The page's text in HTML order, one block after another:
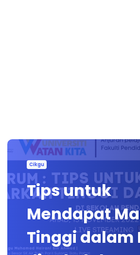
Cikgu
Tips untuk
Mendapat
Tinggi dalam